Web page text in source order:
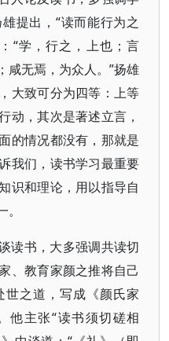
提出，“读而能行为之
“学，行之，上也；言
咸无焉，为众人。”扬雄
大致可分为四等：上等
动，其次是著述立言，
的情况都没有，那就是
我们，读书学习最重要
识和理论，用以指导自
读书，大多强调共读切
、教育家颜之推将自己
之道，写成《颜氏家
他主张“读书须切磋相